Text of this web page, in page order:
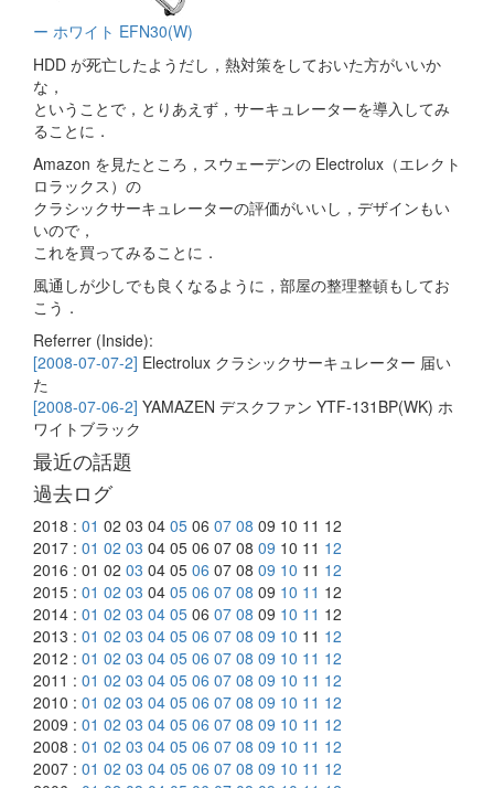
ー ホワイト EFN30(W)
HDD が死亡したようだし，熱対策をしておいた方がいいか
な，
ということで，とりあえず，サーキュレーターを導入してみ
ることに．
Amazon を見たところ，スウェーデンの Electrolux（エレクト
ロラックス）の
クラシックサーキュレーターの評価がいいし，デザインもい
いので，
これを買ってみることに．
風通しが少しでも良くなるように，部屋の整理整頓もしてお
こう．
Referrer (Inside):
[2008-07-07-2] Electrolux クラシックサーキュレーター 届い
た
[2008-07-06-2] YAMAZEN デスクファン YTF-131BP(WK) ホ
ワイトブラック
最近の話題
過去ログ
2018 : 01 02 03 04 05 06 07 08 09 10 11 12
2017 : 01 02 03 04 05 06 07 08 09 10 11 12
2016 : 01 02 03 04 05 06 07 08 09 10 11 12
2015 : 01 02 03 04 05 06 07 08 09 10 11 12
2014 : 01 02 03 04 05 06 07 08 09 10 11 12
2013 : 01 02 03 04 05 06 07 08 09 10 11 12
2012 : 01 02 03 04 05 06 07 08 09 10 11 12
2011 : 01 02 03 04 05 06 07 08 09 10 11 12
2010 : 01 02 03 04 05 06 07 08 09 10 11 12
2009 : 01 02 03 04 05 06 07 08 09 10 11 12
2008 : 01 02 03 04 05 06 07 08 09 10 11 12
2007 : 01 02 03 04 05 06 07 08 09 10 11 12